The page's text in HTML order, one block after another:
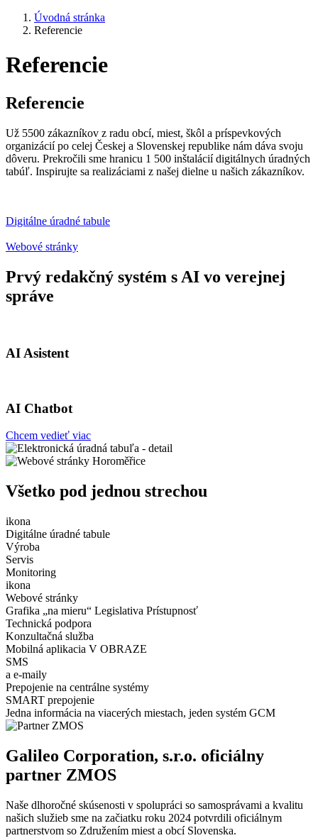
Úvodná stránka
Referencie
Referencie
Referencie
Už 5500 zákazníkov z radu obcí, miest, škôl a príspevkových
organizácií po celej Českej a Slovenskej republike nám dáva svoju
dôveru. Prekročili sme hranicu 1 500 inštalácií digitálnych úradných
tabúľ. Inspirujte sa realizáciami z našej dielne u našich zákazníkov.
Digitálne úradné tabule
Webové stránky
Prvý redakčný systém s AI vo verejnej
správe
AI Asistent
AI Chatbot
Chcem vedieť viac
Všetko pod jednou strechou
ikona
Digitálne úradné tabule
Výroba
Servis
Monitoring
ikona
Webové stránky
Grafika „na mieru“ Legislativa Prístupnosť
Technická podpora
Konzultačná služba
Mobilná aplikacia V OBRAZE
SMS
a e-maily
Prepojenie na centrálne systémy
SMART prepojenie
Jedna informácia na viacerých miestach, jeden systém GCM
Galileo Corporation, s.r.o. oficiálny
partner ZMOS
Naše dlhoročné skúsenosti v spolupráci so samosprávami a kvalitu
našich služieb sme na začiatku roku 2024 potvrdili oficiálnym
partnerstvom so Združením miest a obcí Slovenska.